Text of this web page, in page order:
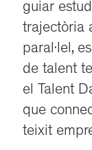
guiar
trajectòria
paral·lel,
de talent
el Talent
que
teixit